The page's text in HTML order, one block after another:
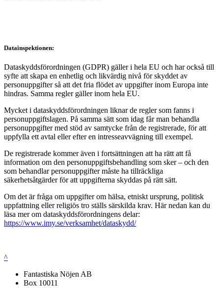
Datainspektionen:
Dataskyddsförordningen (GDPR) gäller i hela EU och har också till
syfte att skapa en enhetlig och likvärdig nivå för skyddet av
personuppgifter så att det fria flödet av uppgifter inom Europa inte
hindras. Samma regler gäller inom hela EU.
Mycket i dataskyddsförordningen liknar de regler som fanns i
personuppgiftslagen. På samma sätt som idag får man behandla
personuppgifter med stöd av samtycke från de registrerade, för att
uppfylla ett avtal eller efter en intresseavvägning till exempel.
De registrerade kommer även i fortsättningen att ha rätt att få
information om den personuppgiftsbehandling som sker – och den
som behandlar personuppgifter måste ha tillräckliga
säkerhetsåtgärder för att uppgifterna skyddas på rätt sätt.
Om det är fråga om uppgifter om hälsa, etniskt ursprung, politisk
uppfattning eller religiös tro ställs särskilda krav. Här nedan kan du
läsa mer om dataskyddsförordningens delar:
https://www.imy.se/verksamhet/dataskydd/
^
Fantastiska Nöjen AB
Box 10011